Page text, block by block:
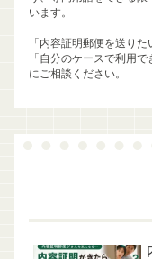
います。
「内容証明郵便を送り
「自分のケースで利用
にご相談ください。